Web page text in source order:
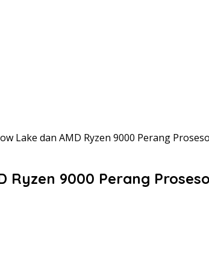
Lake dan AMD Ryzen 9000 Perang
Ryzen 9000 Perang